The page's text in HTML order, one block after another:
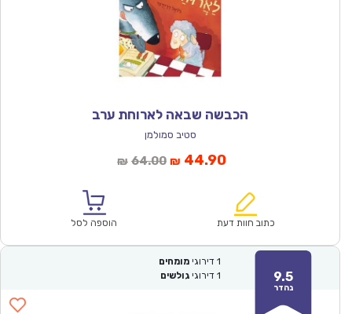
הכבשה שבאה לארוחת ערב
סטיב סמולמן
₪ 64.00המחיר
₪64.00.
₪ 44.90המחיר
הוא:
כתוב חוות דעת הוספה לסל
9.5
נהדר
1 דירוגי מומחים
1 דירוגי גולשים